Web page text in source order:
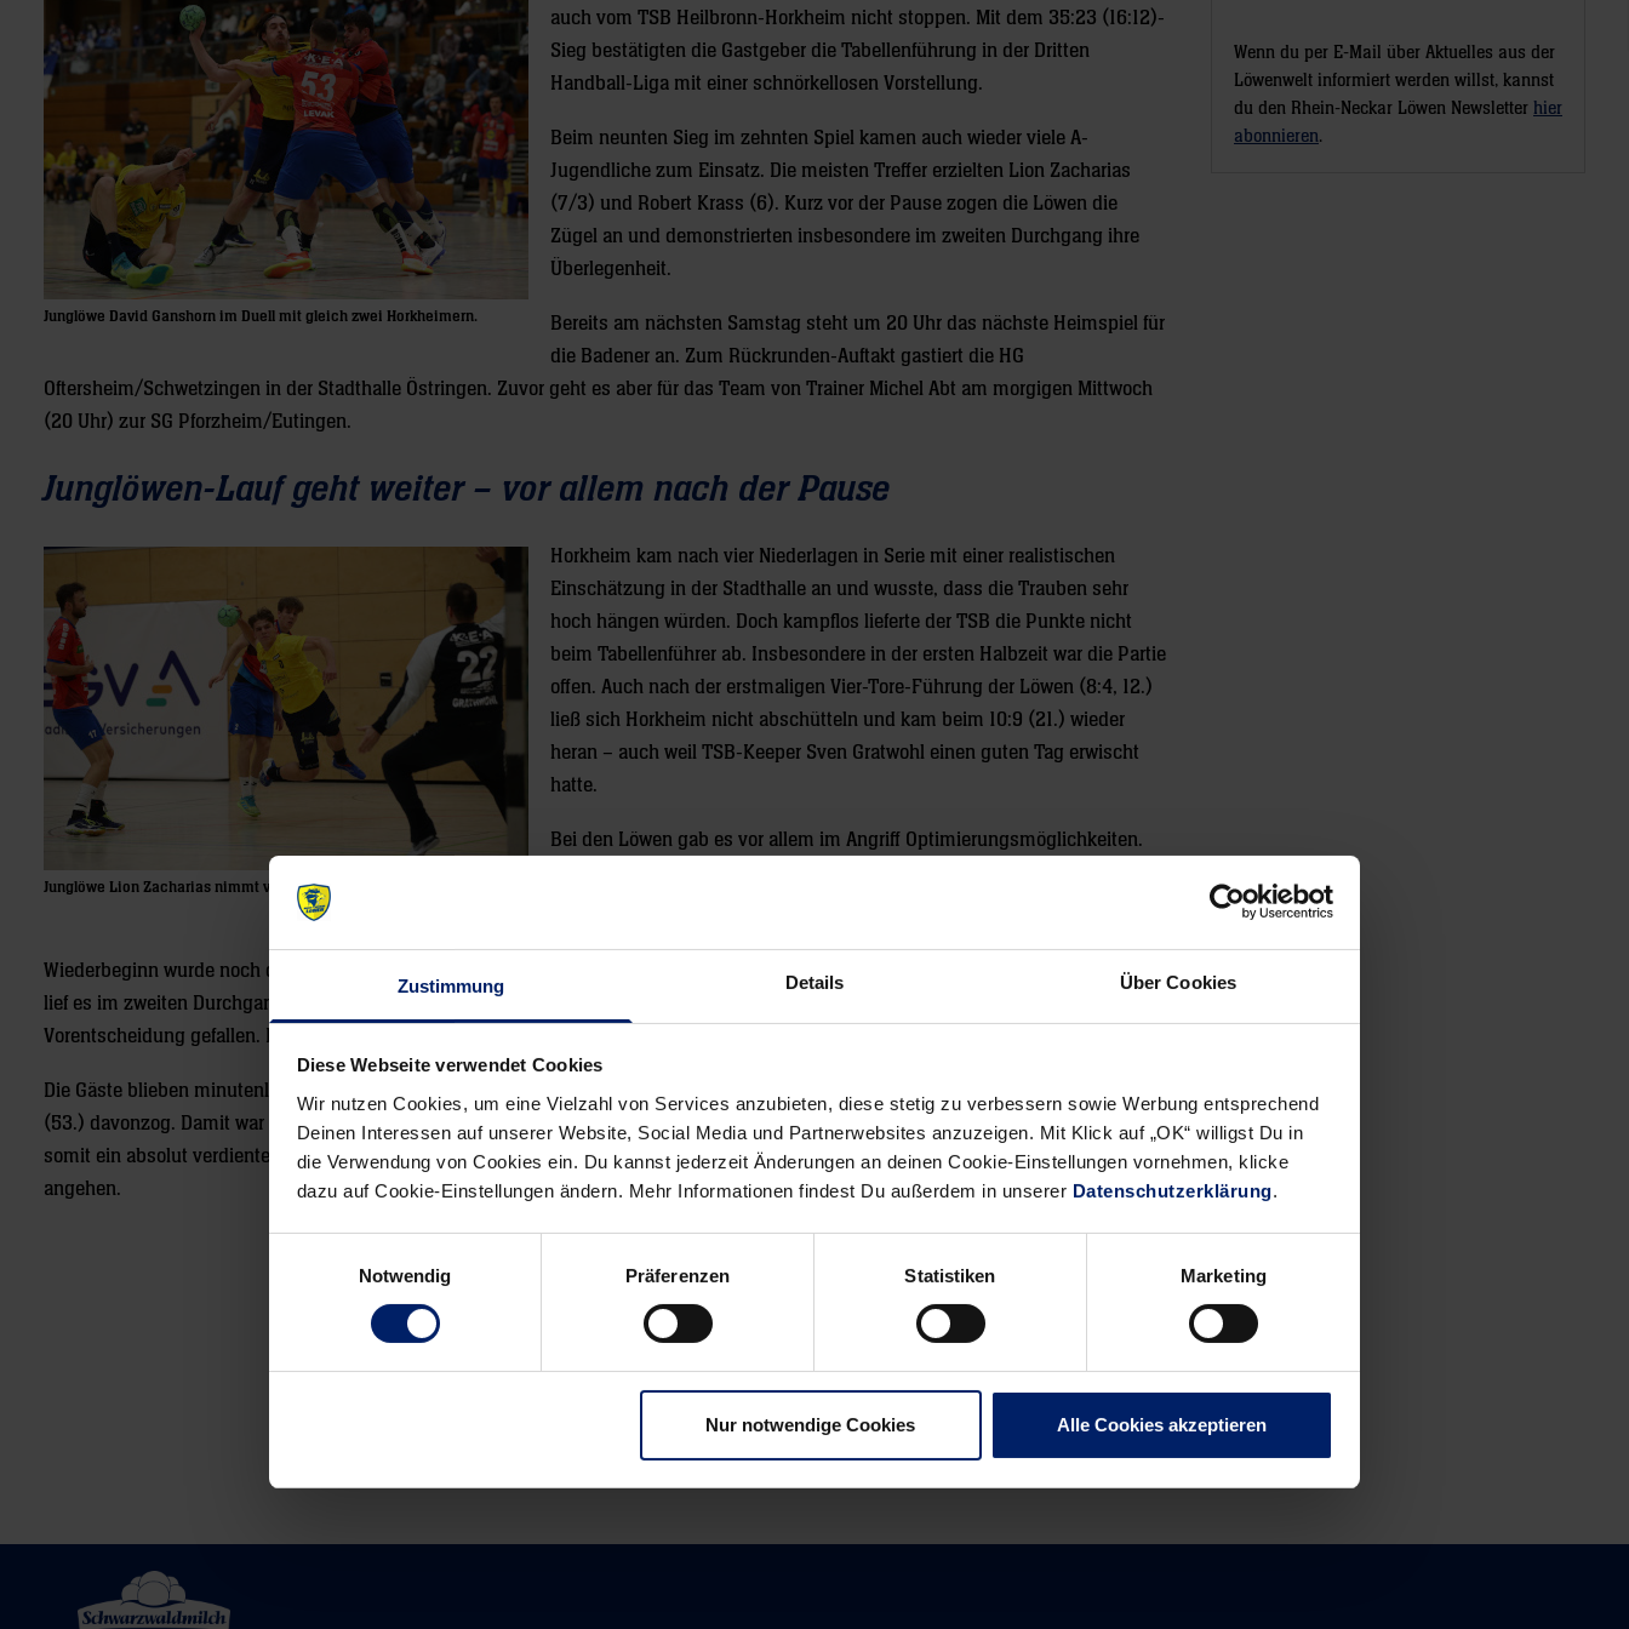
Zustimmung Details Über Cookies
Diese Webseite verwendet Cookies
Wir nutzen Cookies, um eine Vielzahl von Services anzubieten, diese stetig zu verbessern sowie Werbung entsprechend
Deinen Interessen auf unserer Website, Social Media und Partnerwebsites anzuzeigen. Mit Klick auf „OK“ willigst Du in
die Verwendung von Cookies ein. Du kannst jederzeit Änderungen an deinen Cookie-Einstellungen vornehmen, klicke
dazu auf Cookie-Einstellungen ändern. Mehr Informationen findest Du außerdem in unserer Datenschutzerklärung.
Notwendig
Präferenzen Statistiken Marketing
Nur notwendige Cookies Alle Cookies akzeptieren
Junglöwe David Ganshorn im Duell mit gleich zwei Horkheimern.
auch vom TSB Heilbronn-Horkheim nicht stoppen. Mit dem 35:23 (16:12)-
Sieg bestätigten die Gastgeber die Tabellenführung in der Dritten
Handball-Liga mit einer schnörkellosen Vorstellung.
Beim neunten Sieg im zehnten Spiel kamen auch wieder viele A-
Jugendliche zum Einsatz. Die meisten Treffer erzielten Lion Zacharias
(7/3) und Robert Krass (6). Kurz vor der Pause zogen die Löwen die
Zügel an und demonstrierten insbesondere im zweiten Durchgang ihre
Überlegenheit.
Bereits am nächsten Samstag steht um 20 Uhr das nächste Heimspiel für
die Badener an. Zum Rückrunden-Auftakt gastiert die HG
Oftersheim/Schwetzingen in der Stadthalle Östringen. Zuvor geht es aber für das Team von Trainer Michel Abt am morgigen Mittwoch
(20 Uhr) zur SG Pforzheim/Eutingen.
Junglöwen-Lauf geht weiter – vor allem nach der Pause
Junglöwe Lion Zacharias nimmt von links außen Maß.
Horkheim kam nach vier Niederlagen in Serie mit einer realistischen
Einschätzung in der Stadthalle an und wusste, dass die Trauben sehr
hoch hängen würden. Doch kampflos lieferte der TSB die Punkte nicht
beim Tabellenführer ab. Insbesondere in der ersten Halbzeit war die Partie
offen. Auch nach der erstmaligen Vier-Tore-Führung der Löwen (8:4, 12.)
ließ sich Horkheim nicht abschütteln und kam beim 10:9 (21.) wieder
heran – auch weil TSB-Keeper Sven Gratwohl einen guten Tag erwischt
hatte.
Bei den Löwen gab es vor allem im Angriff Optimierungsmöglichkeiten.
Wiederbeginn wurde noch deutlicher, dass auch Löwen-Torwart Mats Grupe ein richtig guter Rückhalt seines Teams war. Noch besser
lief es im zweiten Durchgang in der Offensive. Als Robert Krass in der 42. Minute zur 23:15-Führung traf, war eine gewisse
Vorentscheidung gefallen. Der nächste große Step folgte nach dem 26:20 (47.).
Die Gäste blieben minutenlang ohne Torerfolg, während der Tabellenführer die TSB-Flaute nutzte und mit einem 6:0-Lauf auf 32:20
(53.) davonzog. Damit war endgültig klar, dass an diesem Abend der Favorit seiner Rolle einmal mehr gerecht wird. Insgesamt war es
somit ein absolut verdienter Sieg derRhein-Neckar Löwen, die damit weiter selbstbewusst die nun anstehende „englische Woche“
angehen.
Wenn du per E-Mail über Aktuelles aus der
Löwenwelt informiert werden willst, kannst
du den Rhein-Neckar Löwen Newsletter hier
abonnieren.
previous
News:
newst
News:
Sekunde